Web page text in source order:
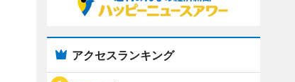
アクセスランキング